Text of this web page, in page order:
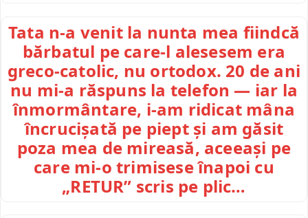
Tata n-a venit la nunta mea fiindcă
bărbatul pe care-l alesesem era
greco-catolic, nu ortodox. 20 de ani
nu mi-a răspuns la telefon — iar la
înmormântare, i-am ridicat mâna
încrucișată pe piept și am găsit
poza mea de mireasă, aceeași pe
care mi-o trimisese înapoi cu
„RETUR” scris pe plic…